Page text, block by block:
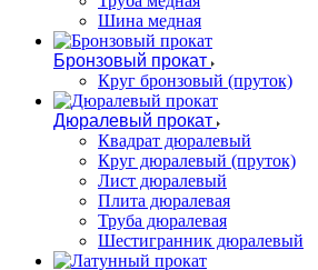
Шина медная
Бронзовый прокат
Круг бронзовый (пруток)
Дюралевый прокат
Квадрат дюралевый
Круг дюралевый (пруток)
Лист дюралевый
Плита дюралевая
Труба дюралевая
Шестигранник дюралевый